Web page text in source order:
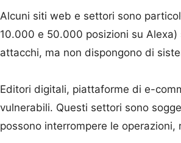
Alcuni siti web e settori sono
10.000 e 50.000 posizioni su
attacchi, ma non dispongono di
Editori digitali, piattaforme di e-
vulnerabili. Questi settori sono
possono interrompere le